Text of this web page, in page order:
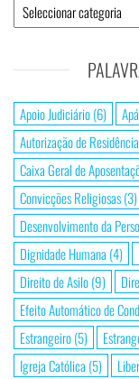
Categorias
de
Apoio Judiciário(6)
Autorização de
Caixa Geral de
Convicções Religiosas(3)
Desenvolvimento da
Dignidade Humana (4)
Direito de Asilo(9)
Efeito Automático de
Estrangeiro(5)
Igreja Católica (5)